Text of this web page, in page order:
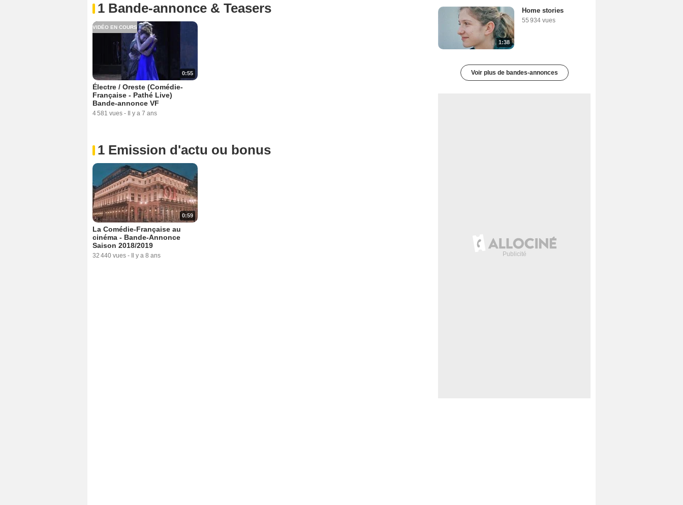
1 Bande-annonce & Teasers
0:55
VIDÉO EN COURS
Électre / Oreste (Comédie-
Française - Pathé Live)
Bande-annonce VF
4 581 vues - Il y a 7 ans
1 Emission d'actu ou bonus
0:59
La Comédie-Française au
cinéma - Bande-Annonce
Saison 2018/2019
32 440 vues - Il y a 8 ans
1:38
Home stories
55 934 vues
Voir plus de bandes-annonces